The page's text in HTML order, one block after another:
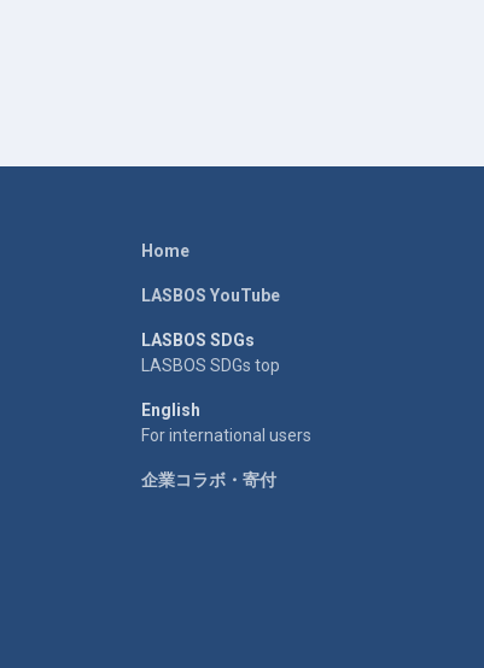
Home
LASBOS YouTube
LASBOS SDGs
LASBOS SDGs top
English
For international users
企業コラボ・寄付